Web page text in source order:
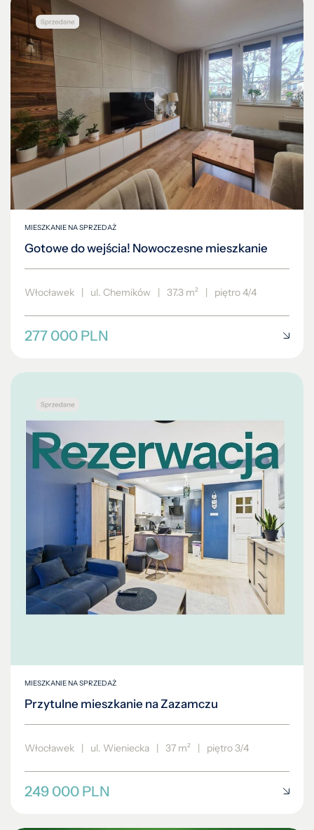
MIESZKANIE NA SPRZEDAŻ
Gotowe do wejścia! Nowoczesne mieszkanie
Włocławek | ul. Chemików | 37.3 m² | piętro 4/4
277 000 PLN
MIESZKANIE NA SPRZEDAŻ
Przytulne mieszkanie na Zazamczu
Włocławek | ul. Wieniecka | 37 m² | piętro 3/4
249 000 PLN